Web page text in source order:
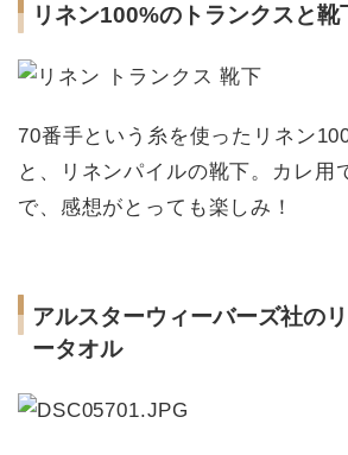
リネン100%のトランクスと靴
70番手という糸を使ったリネン
と、リネンパイルの靴下。カレ用
で、感想がとっても楽しみ！
アルスターウィーバーズ社の
ータオル